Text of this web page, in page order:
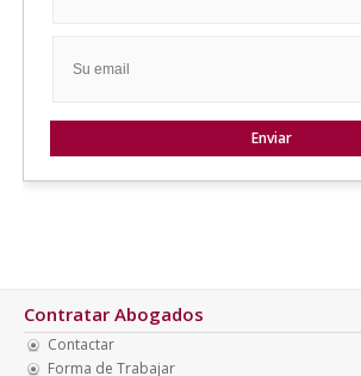
Contratar Abogados
Contactar
Forma de Trabajar